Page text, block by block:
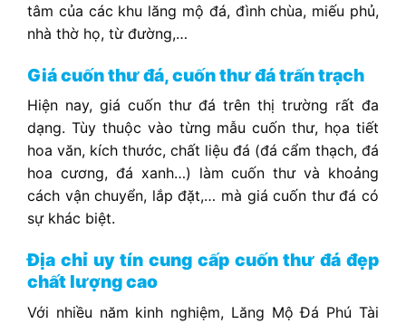
tâm của các khu lăng mộ đá, đình chùa, miếu phủ,
nhà thờ họ, từ đường,…
Giá cuốn thư đá, cuốn thư đá trấn trạch
Hiện nay, giá cuốn thư đá trên thị trường rất đa
dạng. Tùy thuộc vào từng mẫu cuốn thư, họa tiết
hoa văn, kích thước, chất liệu đá (đá cẩm thạch, đá
hoa cương, đá xanh…) làm cuốn thư và khoảng
cách vận chuyển, lắp đặt,… mà giá cuốn thư đá có
sự khác biệt.
Địa chỉ uy tín cung cấp cuốn thư đá đẹp
chất lượng cao
Với nhiều năm kinh nghiệm, Lăng Mộ Đá Phú Tài